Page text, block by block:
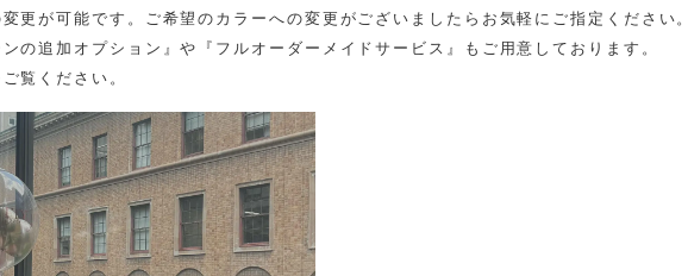
更が可能です。ご希望のカラーへの変更がございましたらお気軽にご指定ください。
の追加オプション』や『フルオーダーメイドサービス』もご用意しております。
覧ください。